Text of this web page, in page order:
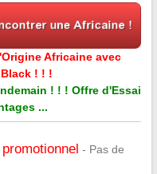
Africaine avec
! ! !
! ! ! Offre d'Essai
...
- Pas de